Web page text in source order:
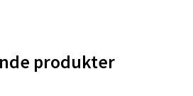
produkter